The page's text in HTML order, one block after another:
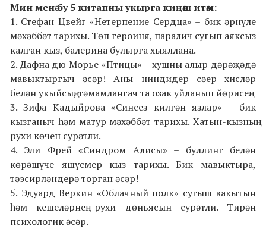
Мин менә бу 5 китапны укырга киңәш итәм:
1. Стефан Цвейг «Нетерпение Сердца» – бик әрнүле
мәхәббәт тарихы. Төп героиня, паралич сугып аяксыз
калган кыз, балерина булырга хыяллана.
2. Дафна дю Морье «Птицы» – хушны алыр дәрәҗәдә
мавыктыргыч әсәр! Аны ниндидер сәер хисләр
белән укыйсың, тәмамлангач та озак уйланып йөрисең.
3. Зифа Кадыйрова «Синсез килгән язлар» – бик
кызганыч һәм матур мәхәббәт тарихы. Хатын-кызның
рухи көчен сурәтли.
4. Эли Фрей «Синдром Алисы» – буллинг белән
көрәшүче яшүсмер кыз тарихы. Бик мавыктыра,
тәэсирләндерә торган әсәр!
5. Эдуард Веркин «Облачный полк» сугыш вакытын
һәм кешеләрнең рухи дөньясын сурәтли. Тирән
психологик әсәр.